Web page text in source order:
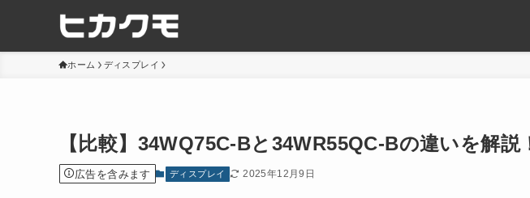
ホーム ディスプレイ
【比較】34WQ75C-Bと34WR55QC-Bの違いを解説
広告を含みます ディスプレイ 2025年12月9日